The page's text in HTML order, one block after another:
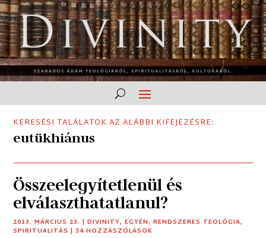
KERESÉSI TALÁLATOK AZ ALÁBBI KIFEJEZÉSRE:
eutükhiánus
Összeelegyítetlenül és
elválaszthatatlanul?
2013. MÁRCIUS 23. |DIVINITY,EGYÉN,RENDSZERES TEOLÓGIA,
SPIRITUALITÁS | 34 HOZZÁSZÓLÁSOK